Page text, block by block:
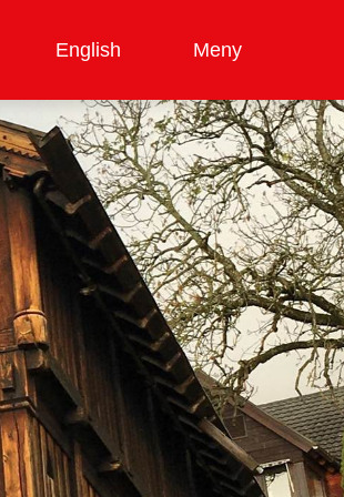
English Meny